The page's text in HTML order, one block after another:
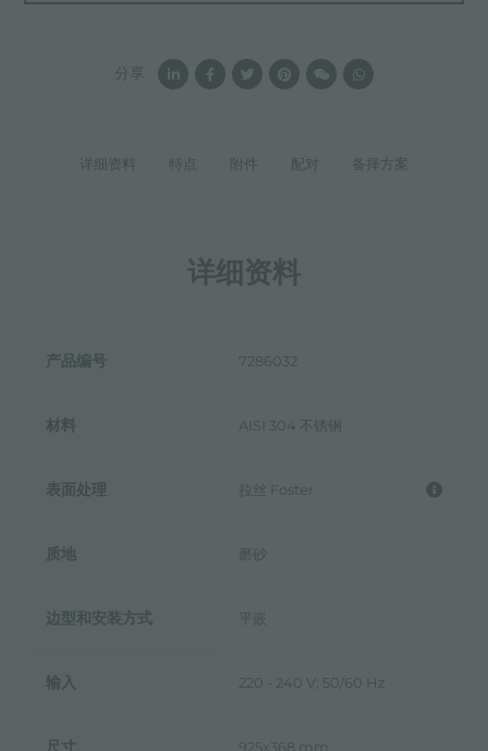
详细资料 特点 附件 配对 备择方案
详细资料
产品编号 7286032
材料 AISI 304 不锈钢
表面处理 拉丝 Foster
质地 磨砂
边型和安装方式 平嵌
输入 220 - 240 V; 50/60 Hz
尺寸 925x368 mm
分享